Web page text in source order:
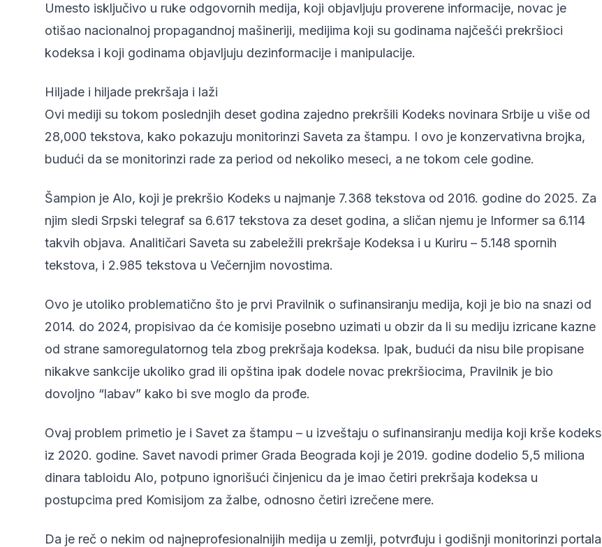
Umesto isključivo u ruke odgovornih medija, koji objavljuju proverene informacije, novac je
otišao nacionalnoj propagandnoj mašineriji, medijima koji su godinama najčešći prekršioci
kodeksa i koji godinama objavljuju dezinformacije i manipulacije.
Hiljade i hiljade prekršaja i laži
Ovi mediji su tokom poslednjih deset godina zajedno prekršili Kodeks novinara Srbije u više od
28,000 tekstova, kako pokazuju monitorinzi Saveta za štampu. I ovo je konzervativna brojka,
budući da se monitorinzi rade za period od nekoliko meseci, a ne tokom cele godine.
Šampion je Alo, koji je prekršio Kodeks u najmanje 7.368 tekstova od 2016. godine do 2025. Za
njim sledi Srpski telegraf sa 6.617 tekstova za deset godina, a sličan njemu je Informer sa 6.114
takvih objava. Analitičari Saveta su zabeležili prekršaje Kodeksa i u Kuriru – 5.148 spornih
tekstova, i 2.985 tekstova u Večernjim novostima.
Ovo je utoliko problematično što je prvi Pravilnik o sufinansiranju medija, koji je bio na snazi od
2014. do 2024, propisivao da će komisije posebno uzimati u obzir da li su mediju izricane kazne
od strane samoregulatornog tela zbog prekršaja kodeksa. Ipak, budući da nisu bile propisane
nikakve sankcije ukoliko grad ili opština ipak dodele novac prekršiocima, Pravilnik je bio
dovoljno “labav” kako bi sve moglo da prođe.
Ovaj problem primetio je i Savet za štampu – u izveštaju o sufinansiranju medija koji krše kodeks
iz 2020. godine. Savet navodi primer Grada Beograda koji je 2019. godine dodelio 5,5 miliona
dinara tabloidu Alo, potpuno ignorišući činjenicu da je imao četiri prekršaja kodeksa u
postupcima pred Komisijom za žalbe, odnosno četiri izrečene mere.
Da je reč o nekim od najneprofesionalnijih medija u zemlji, potvrđuju i godišnji monitorinzi portala